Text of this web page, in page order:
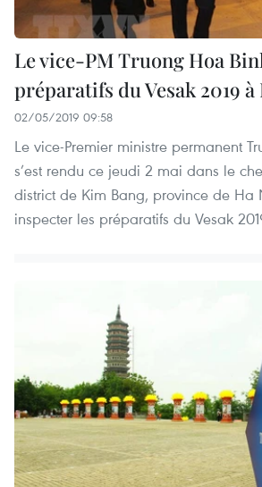
Le vice-PM Truong Hoa
préparatifs du Vesak 2019 à
02/05/2019 09:58
Le vice-Premier ministre permanent
s’est rendu ce jeudi 2 mai dans le
district de Kim Bang, province de Ha
inspecter les préparatifs du Vesak